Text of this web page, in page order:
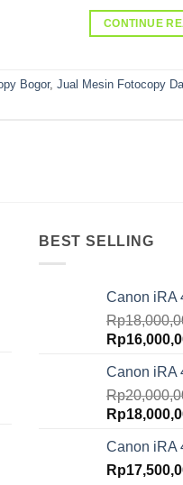
CONTINUE
Bogor, Jual Mesin Fotocopy
BEST SELLING
Canon iRA
Rp
Original
was:
Rp
Canon iRA
Rp
Original
was:
Rp
Canon iRA
Rp